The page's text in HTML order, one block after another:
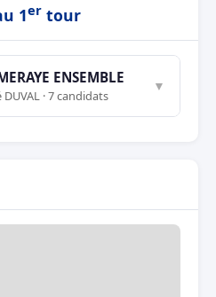
1er tour
ENSEMBLE
· 7 candidats
▼